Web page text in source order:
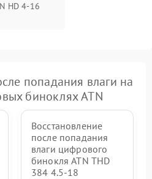
HD 4-16
попадания влаги на
биноклях ATN
Восстановление
после попадания
влаги цифрового
бинокля ATN THD
384 4.5-18